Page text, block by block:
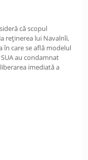
că scopul
reținerea lui Navalnîi,
în care se află modelul
au condamnat
imediată a